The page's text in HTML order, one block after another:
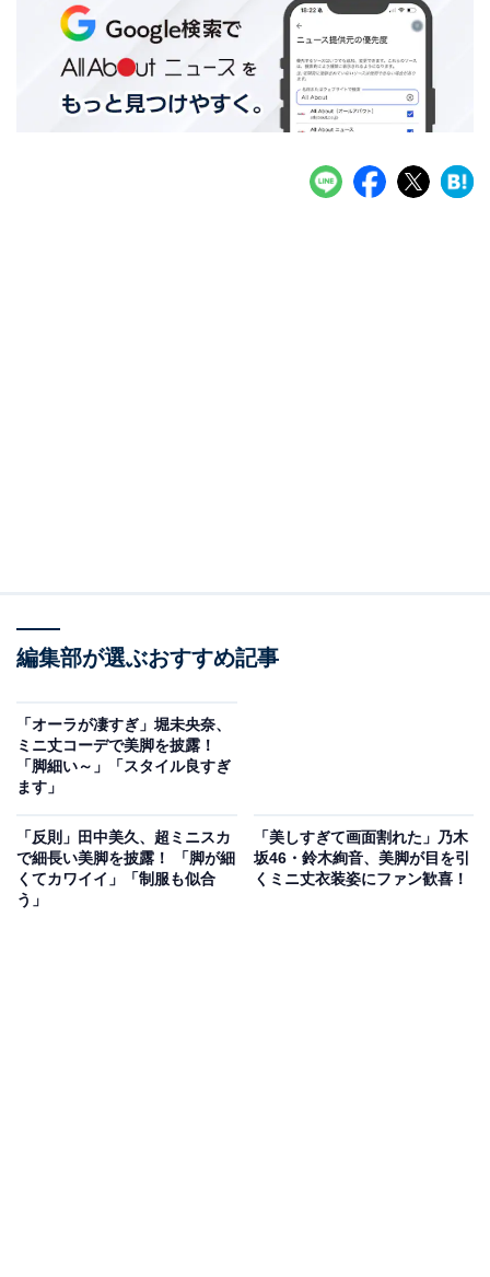
編集部が選ぶおすすめ記事
「オーラが凄すぎ」堀未央奈、
ミニ丈コーデで美脚を披露！
「脚細い～」「スタイル良すぎ
ます」
「反則」田中美久、超ミニスカ
で細長い美脚を披露！ 「脚が細
くてカワイイ」「制服も似合
う」
「美しすぎて画面割れた」乃木
坂46・鈴木絢音、美脚が目を引
くミニ丈衣装姿にファン歓喜！